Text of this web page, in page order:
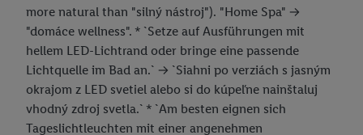
more natural than "silný nástroj"). "Home Spa" ->
"domáce wellness". * `Setze auf Ausführungen mit
hellem LED-Lichtrand oder bringe eine passende
Lichtquelle im Bad an.` -> `Siahni po verziách s jasným
okrajom z LED svetiel alebo si do kúpeľne nainštaluj
vhodný zdroj svetla.` * `Am besten eignen sich
Tageslichtleuchten mit einer angenehmen
vám možno priradiť niekoľko koncových zariadení alebo
používanie viacerých služieb spoločnosti Lidl, pomocou vašej
hashovanej e-mailovej adresy a prípadne ďalších
identifikátorov/identifikátorov, ktoré má spoločnosť Criteo SA k
dispozícii.
V časti "Prispôsobiť" môžete povoliť jednotlivé účely a nájsť